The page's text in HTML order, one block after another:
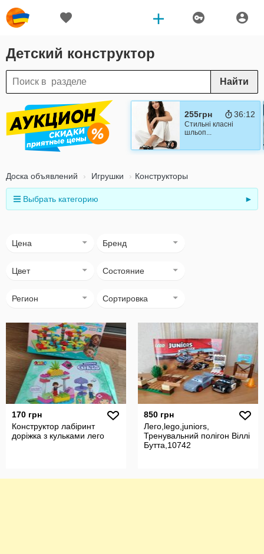
Детский конструктор
Найти
255грн 36:10
Стильні класні
шльоп...
Доска объявлений Игрушки Конструкторы
Выбрать категорию ►
Цена Бренд
Цвет Состояние
Регион Сортировка
170 грн
Конструктор лабіринт
доріжка з кульками лего
850 грн
Лего,lego,juniors,
Тренувальний полігон Віллі
Бутта,10742